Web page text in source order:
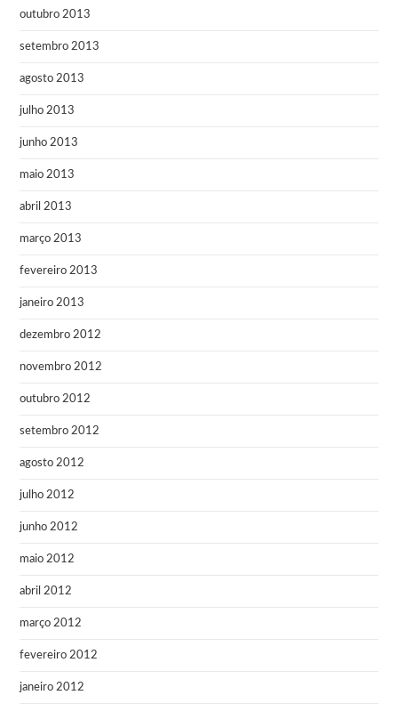
outubro 2013
setembro 2013
agosto 2013
julho 2013
junho 2013
maio 2013
abril 2013
março 2013
fevereiro 2013
janeiro 2013
dezembro 2012
novembro 2012
outubro 2012
setembro 2012
agosto 2012
julho 2012
junho 2012
maio 2012
abril 2012
março 2012
fevereiro 2012
janeiro 2012